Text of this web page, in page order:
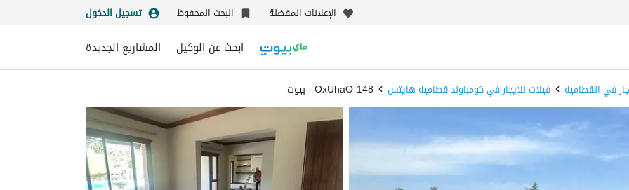
الإعلانات المفضلة البحث المحفوظ تسجيل الدخول
ابحث عن الوكيل المشاريع الجديدة
في القطامية فيلات للايجار في كومباوند قطامية هايتس 148-OxUhaO - بيوت